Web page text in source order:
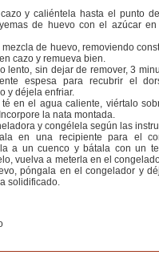
y caliéntela hasta el punto
de huevo con el azúcar
de huevo, removiendo
cazo y remueva bien.
lento, sin dejar de remover, 3
espesa para recubrir el
y déjela enfriar.
en el agua caliente, viértalo
la nata montada.
y congélela según las
en una recipiente para el
a un cuenco y bátala con un
vuelva a meterla en el
póngala en el congelador y
solidificado.